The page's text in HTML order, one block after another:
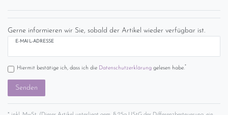
Gerne informieren wir Sie, sobald der Artikel wieder verfügbar ist.
E-MAIL-ADRESSE
Hiermit bestätige ich, dass ich die Daten­schutz­erklärunggelesen habe.*
Senden